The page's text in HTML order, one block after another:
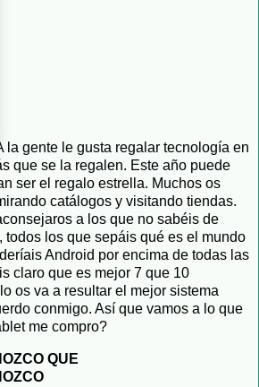
la gente le gusta regalar tecnología en
que se la regalen. Este año puede
ser el regalo estrella. Muchos os
catálogos y visitando tiendas.
a los que no sabéis de
todos los que sepáis qué es el mundo
Android por encima de todas las
claro que es mejor 7 que 10
os va a resultar el mejor sistema
conmigo. Así que vamos a lo que
me compro?
QUE